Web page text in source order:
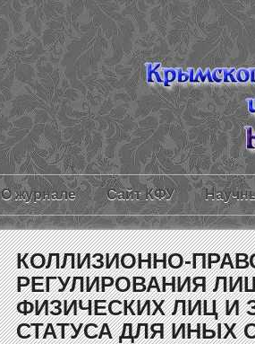
О журнале Сайт КФУ
КОЛЛИЗИОННО-
РЕГУЛИРОВАНИЯ
ФИЗИЧЕСКИХ ЛИЦ И
СТАТУСА ДЛЯ ИНЫХ